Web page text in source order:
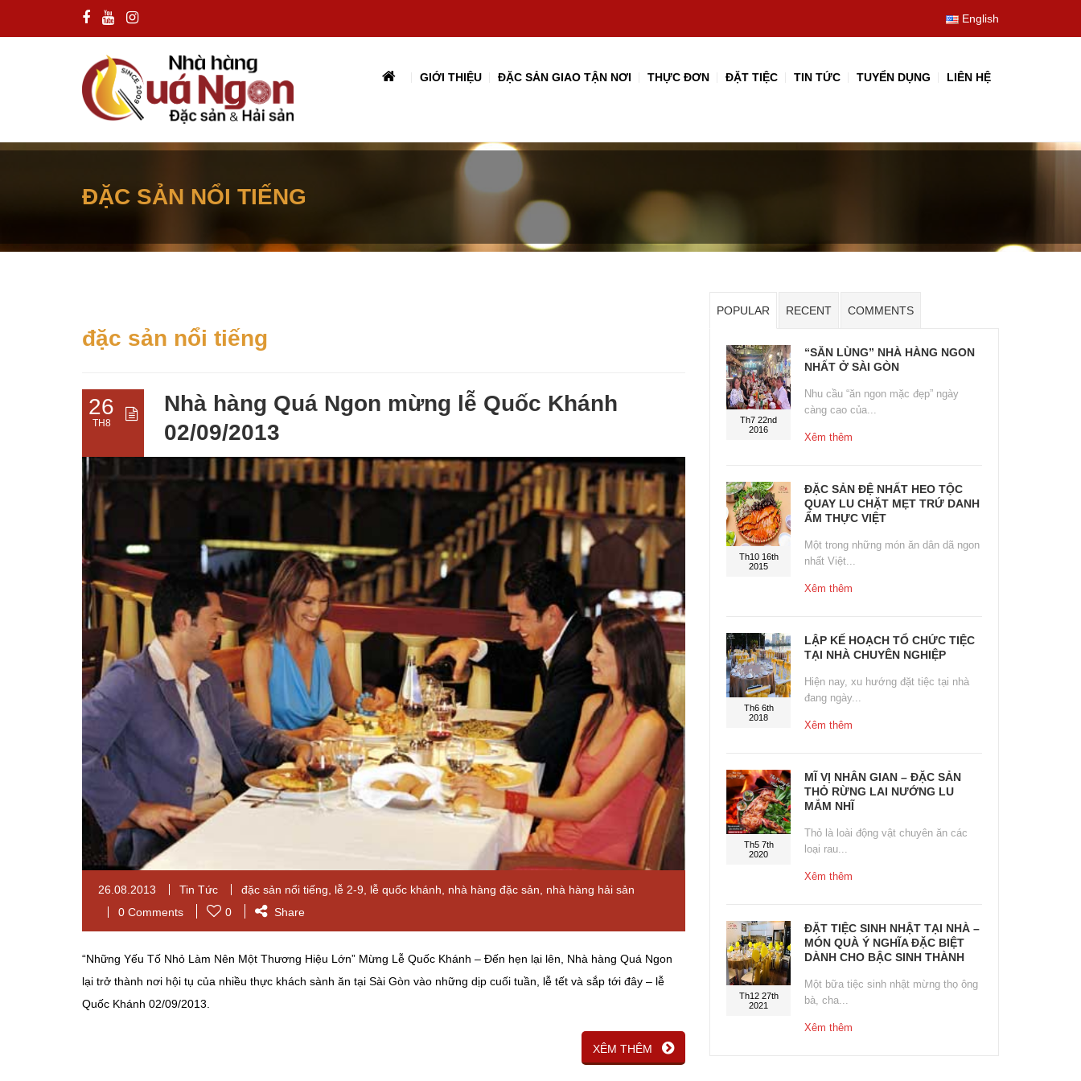
English
GIỚI THIỆU ĐẶC SẢN GIAO TẬN NƠI THỰC ĐƠN ĐẶT TIỆC TIN TỨC TUYỂN DỤNG LIÊN HỆ
ĐẶC SẢN NỔI TIẾNG
đặc sản nổi tiếng
26
TH8
Nhà hàng Quá Ngon mừng lễ Quốc Khánh
02/09/2013
26.08.2013 Tin Tức đặc sản nổi tiếng lễ 2-9 lễ quốc khánh nhà hàng đặc sản
nhà hàng hải sản
0 Comments
0 Share
“Những Yếu Tố Nhỏ Làm Nên Một Thương Hiệu Lớn” Mừng Lễ Quốc Khánh – Đến hẹn lại lên, Nhà hàng Quá Ngon
lại trở thành nơi hội tụ của nhiều thực khách sành ăn tại Sài Gòn vào những dịp cuối tuần, lễ tết và sắp tới đây – lễ
Quốc Khánh 02/09/2013.
XÊM THÊM
POPULAR RECENT COMMENTS
Th7 22nd
2016
“SĂN LÙNG” NHÀ HÀNG NGON
NHẤT Ở SÀI GÒN
Nhu cầu “ăn ngon mặc đẹp” ngày
càng cao của...
Xêm thêm
Th10 16th
2015
ĐẶC SẢN ĐỆ NHẤT HEO TỘC
QUAY LU CHẶT MẸT TRỨ DANH
ẨM THỰC VIỆT
Một trong những món ăn dân dã ngon
nhất Việt...
Xêm thêm
Th6 6th
2018
LẬP KẾ HOẠCH TỔ CHỨC TIỆC
TẠI NHÀ CHUYÊN NGHIỆP
Hiện nay, xu hướng đặt tiệc tại nhà
đang ngày...
Xêm thêm
Th5 7th
2020
MĨ VỊ NHÂN GIAN – ĐẶC SẢN
THỎ RỪNG LAI NƯỚNG LU
MẮM NHĨ
Thỏ là loài động vật chuyên ăn các
loại rau...
Xêm thêm
Th12 27th
2021
ĐẶT TIỆC SINH NHẬT TẠI NHÀ –
MÓN QUÀ Ý NGHĨA ĐẶC BIỆT
DÀNH CHO BẬC SINH THÀNH
Một bữa tiệc sinh nhật mừng thọ ông
bà, cha...
Xêm thêm